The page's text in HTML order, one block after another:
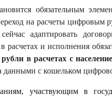
обязательным
на расчеты цифровым
адаптировать
расчетах и исполнения
в расчетах с
с кошельком
участвующим в